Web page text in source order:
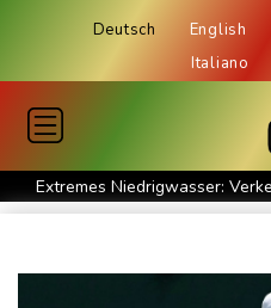
Deutsch English
Italiano
Extremes Niedrigwasser:
Spitzentreffen in Bonn